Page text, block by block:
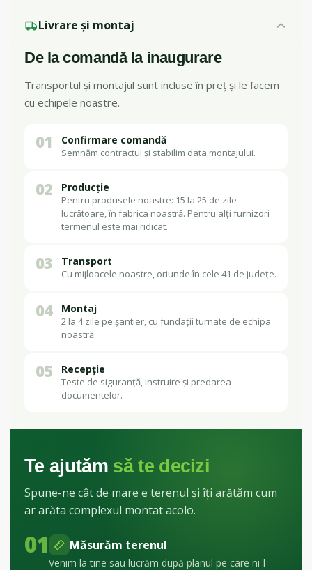
Livrare și montaj
De la comandă la inaugurare
Transportul și montajul sunt incluse în preț și le facem
cu echipele noastre.
01 Confirmare comandă
Semnăm contractul și stabilim data montajului.
02 Producție
Pentru produsele noastre: 15 la 25 de zile
lucrătoare, în fabrica noastră. Pentru alți furnizori
termenul este mai ridicat.
03 Transport
Cu mijloacele noastre, oriunde în cele 41 de județe.
04 Montaj
2 la 4 zile pe șantier, cu fundații turnate de echipa
noastră.
05 Recepție
Teste de siguranță, instruire și predarea
documentelor.
Te ajutăm să te decizi
Spune-ne cât de mare e terenul și îți arătăm cum
ar arăta complexul montat acolo.
01 Măsurăm terenul
Venim la tine sau lucrăm după planul pe care ni-l